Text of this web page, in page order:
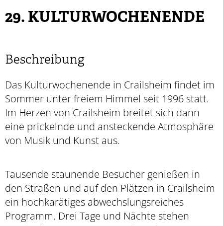
29. KULTURWOCHENENDE
Beschreibung
Das Kulturwochenende in Crailsheim findet im
Sommer unter freiem Himmel seit 1996 statt.
Im Herzen von Crailsheim breitet sich dann
eine prickelnde und ansteckende Atmosphäre
von Musik und Kunst aus.
Tausende staunende Besucher genießen in
den Straßen und auf den Plätzen in Crailsheim
ein hochkarätiges abwechslungsreiches
Programm. Drei Tage und Nächte stehen